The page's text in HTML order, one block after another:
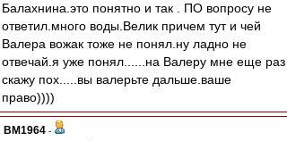
Балахнина.это понятно и так . ПО вопросу не
ответил.много воды.Велик причем тут и чей
Валера вожак тоже не понял.ну ладно не
отвечай.я уже понял......на Валеру мне еще раз
скажу пох.....вы валерьте дальше.ваше
право))))
BM1964 -